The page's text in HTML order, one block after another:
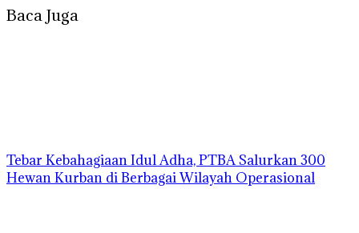
Baca Juga
Tebar Kebahagiaan Idul Adha, PTBA Salurkan 300
Hewan Kurban di Berbagai Wilayah Operasional